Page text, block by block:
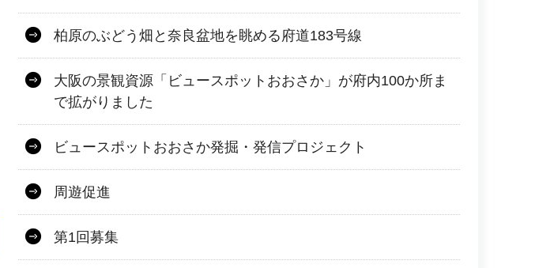
柏原のぶどう畑と奈良盆地を眺める府道183号線
大阪の景観資源「ビュースポットおおさか」が府内100か所ま
で拡がりました
ビュースポットおおさか発掘・発信プロジェクト
周遊促進
第1回募集